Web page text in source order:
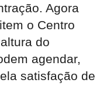
Agora
o Centro
do
agendar,
satisfação de